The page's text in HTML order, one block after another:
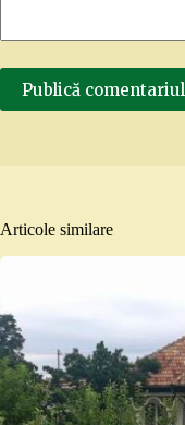
Publică comentariul
Articole similare